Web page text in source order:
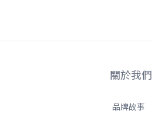
關於我們
品牌故事